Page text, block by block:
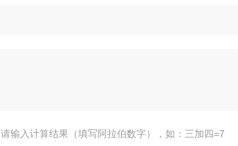
请输入计算结果（填写阿拉伯数字），如：三加四=7